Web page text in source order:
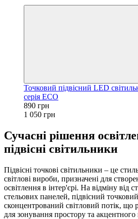
Точковий підвісний LED
серія ECO
890 грн
1 050 грн
Сучасні рішення
підвісні світильники
Підвісні точкові світильники – це
світлові вироби, призначені для
освітлення в інтер'єрі. На відміну від
стельових панелей, підвісний
сконцентрований світловий потік, що
для зонування простору та акцентного